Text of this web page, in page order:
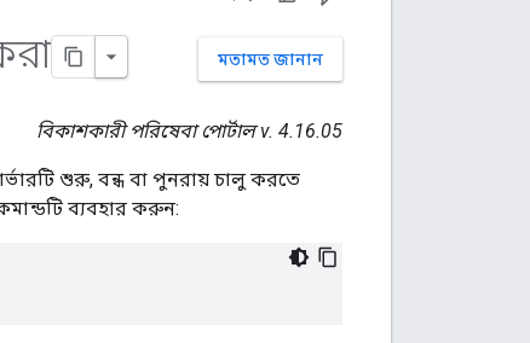
মতামত জানান
বিকাশকারী পরিষেবা পোর্টাল v. 4.16.05
শুরু, বন্ধ বা পুনরায় চালু করতে
ব্যবহার করুন: